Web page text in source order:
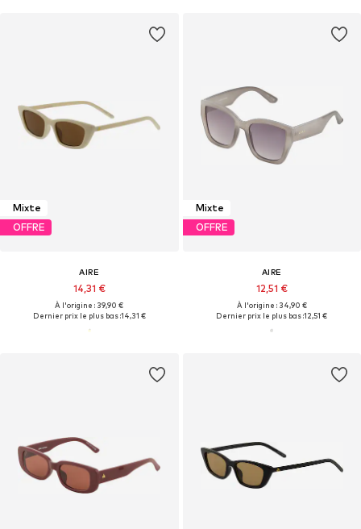
Mixte
OFFRE
AIRE
14,31 €
À l'origine : 39,90 €
Dernier prix le plus bas :14,31 €
Mixte
OFFRE
AIRE
12,51 €
À l'origine : 34,90 €
Dernier prix le plus bas :12,51 €